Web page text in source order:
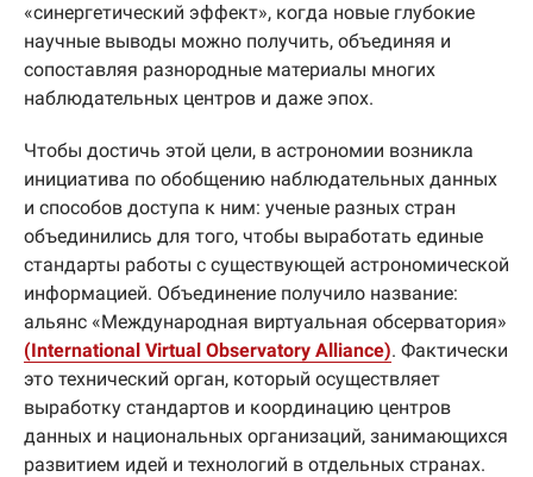
«синергетический эффект», когда новые глубокие
научные выводы можно получить, объединяя и
сопоставляя разнородные материалы многих
наблюдательных центров и даже эпох.
Чтобы достичь этой цели, в астрономии возникла
инициатива по обобщению наблюдательных данных
и способов доступа к ним: ученые разных стран
объединились для того, чтобы выработать единые
стандарты работы с существующей астрономической
информацией. Объединение получило название:
альянс «Международная виртуальная обсерватория»
(International Virtual Observatory Alliance). Фактически
это технический орган, который осуществляет
выработку стандартов и координацию центров
данных и национальных организаций, занимающихся
развитием идей и технологий в отдельных странах.